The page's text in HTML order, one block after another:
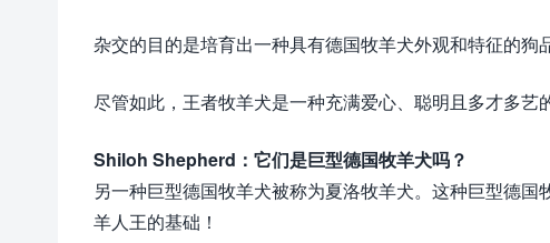
杂交的目的是培育出一种具有德国牧羊犬外观和特征的狗
尽管如此，王者牧羊犬是一种充满爱心、聪明且多才多艺
Shiloh Shepherd：它们是巨型德国牧羊犬吗？
另一种巨型德国牧羊犬被称为夏洛牧羊犬。这种巨型德
羊人王的基础！